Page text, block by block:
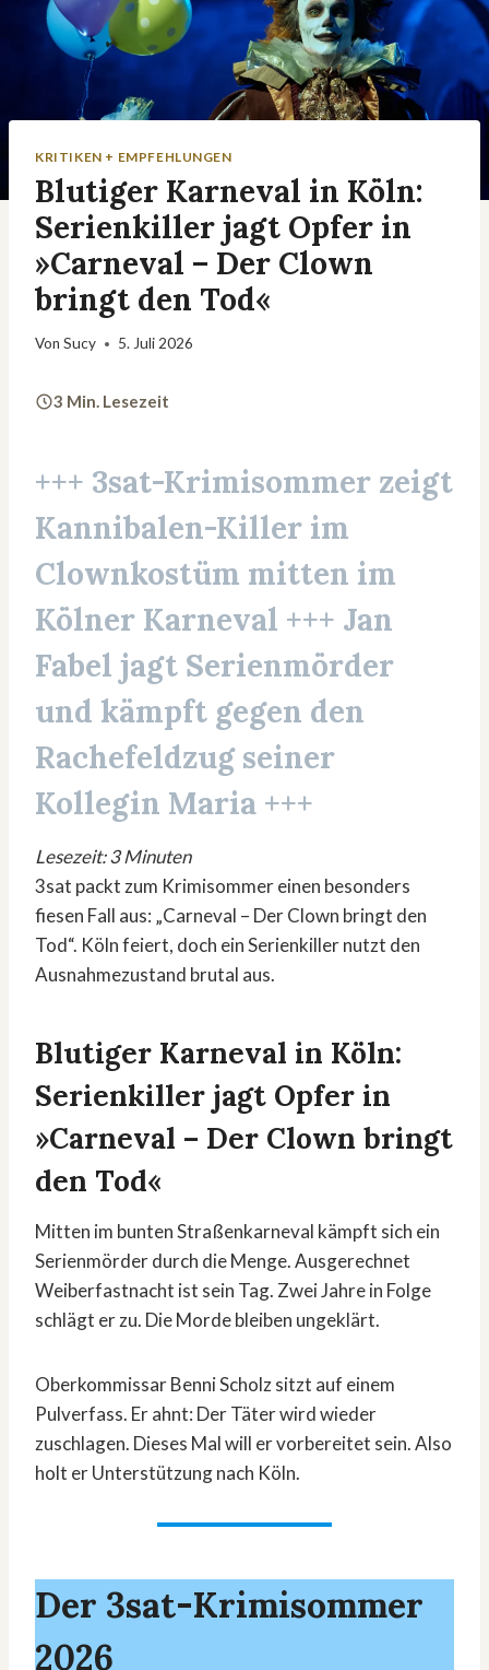
KRITIKEN + EMPFEHLUNGEN
Blutiger Karneval in Köln:
Serienkiller jagt Opfer in
»Carneval – Der Clown
bringt den Tod«
Von Sucy 5. Juli 2026
3 Min. Lesezeit
+++ 3sat-Krimisommer zeigt
Kannibalen-Killer im
Clownkostüm mitten im
Kölner Karneval +++ Jan
Fabel jagt Serienmörder
und kämpft gegen den
Rachefeldzug seiner
Kollegin Maria +++
Lesezeit: 3 Minuten
3sat packt zum Krimisommer einen besonders
fiesen Fall aus: „Carneval – Der Clown bringt den
Tod“. Köln feiert, doch ein Serienkiller nutzt den
Ausnahmezustand brutal aus.
Blutiger Karneval in Köln:
Serienkiller jagt Opfer in
»Carneval – Der Clown bringt
den Tod«
Mitten im bunten Straßenkarneval kämpft sich ein
Serienmörder durch die Menge. Ausgerechnet
Weiberfastnacht ist sein Tag. Zwei Jahre in Folge
schlägt er zu. Die Morde bleiben ungeklärt.
Oberkommissar Benni Scholz sitzt auf einem
Pulverfass. Er ahnt: Der Täter wird wieder
zuschlagen. Dieses Mal will er vorbereitet sein. Also
holt er Unterstützung nach Köln.
Der 3sat-Krimisommer
2026